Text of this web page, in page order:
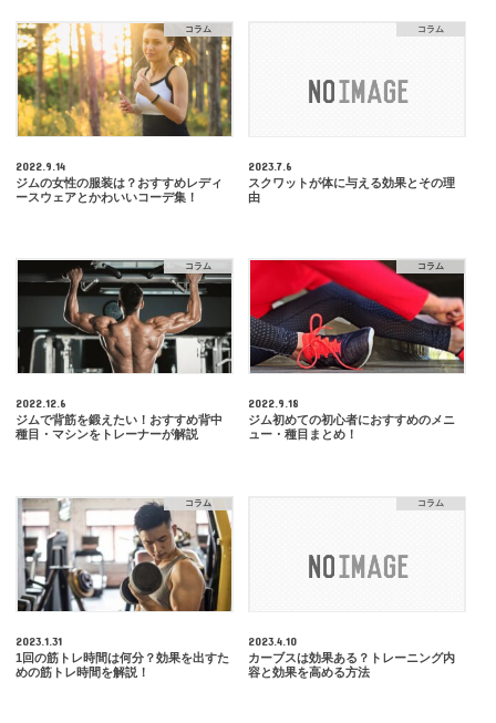
コラム
2022.9.14
ジムの女性の服装は？おすすめレディ
ースウェアとかわいいコーデ集！
コラム
2023.7.6
スクワットが体に与える効果とその理
由
コラム
2022.12.6
ジムで背筋を鍛えたい！おすすめ背中
種目・マシンをトレーナーが解説
コラム
2022.9.18
ジム初めての初心者におすすめのメニ
ュー・種目まとめ！
コラム
2023.1.31
1回の筋トレ時間は何分？効果を出すた
めの筋トレ時間を解説！
コラム
2023.4.10
カーブスは効果ある？トレーニング内
容と効果を高める方法